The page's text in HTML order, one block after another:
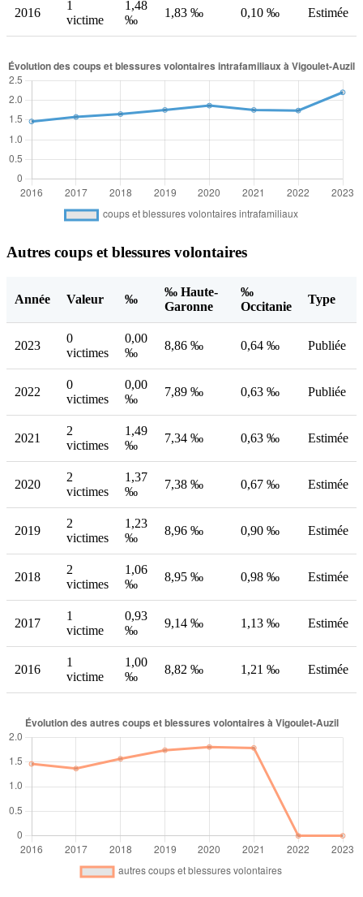
2016
1
victime
1,48
‰
1,83 ‰ 0,10 ‰ Estimée
Autres coups et blessures volontaires
Année Valeur ‰
‰ Haute-
Garonne
‰
Occitanie
Type
2023
0
victimes
0,00
‰
8,86 ‰ 0,64 ‰ Publiée
2022
0
victimes
0,00
‰
7,89 ‰ 0,63 ‰ Publiée
2021
2
victimes
1,49
‰
7,34 ‰ 0,63 ‰ Estimée
2020
2
victimes
1,37
‰
7,38 ‰ 0,67 ‰ Estimée
2019
2
victimes
1,23
‰
8,96 ‰ 0,90 ‰ Estimée
2018
2
victimes
1,06
‰
8,95 ‰ 0,98 ‰ Estimée
2017
1
victime
0,93
‰
9,14 ‰ 1,13 ‰ Estimée
2016
1
victime
1,00
‰
8,82 ‰ 1,21 ‰ Estimée